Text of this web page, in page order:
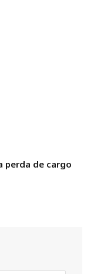
perda de cargo